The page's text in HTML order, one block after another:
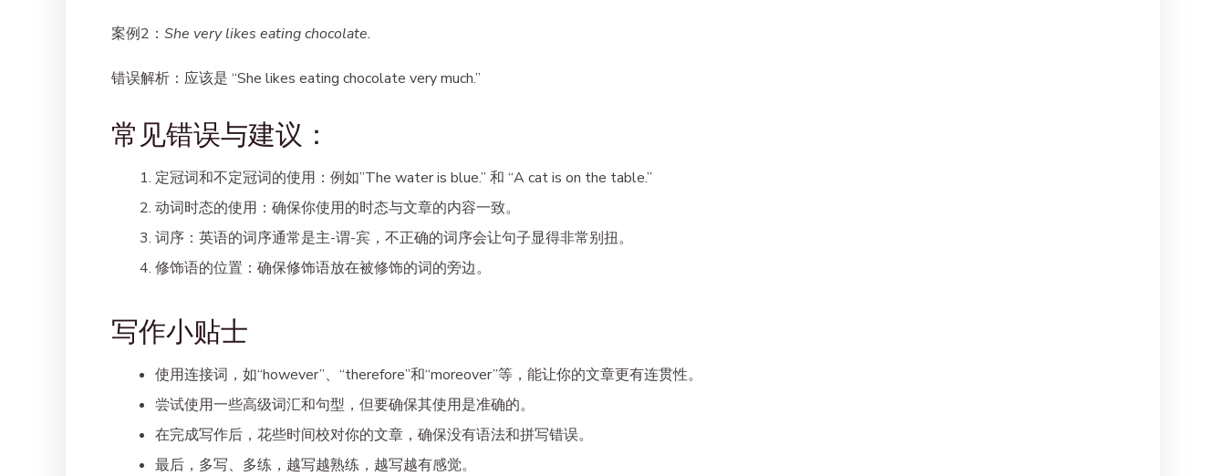
案例2 ： She very likes eating chocolate.
错误解析 ：应该是 “She likes eating chocolate very much.”
常见错误与建议：
定冠词和不定冠词的使用 ：例如”The water is blue.” 和 “A cat is on the table.”
动词时态的使用 ：确保你使用的时态与文章的内容一致。
词序 ：英语的词序通常是主-谓-宾，不正确的词序会让句子显得非常别扭。
修饰语的位置 ：确保修饰语放在被修饰的词的旁边。
写作小贴士
使用连接词，如“however”、“therefore”和“moreover”等，能让你的文章更有连贯性。
尝试使用一些高级词汇和句型，但要确保其使用是准确的。
在完成写作后，花些时间校对你的文章，确保没有语法和拼写错误。
最后，多写、多练，越写越熟练，越写越有感觉。